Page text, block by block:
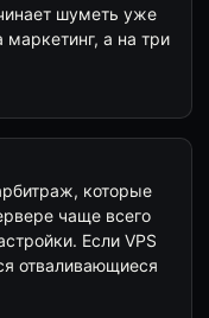
шуметь уже
а на три
которые
чаще всего
Если VPS
отваливающиеся